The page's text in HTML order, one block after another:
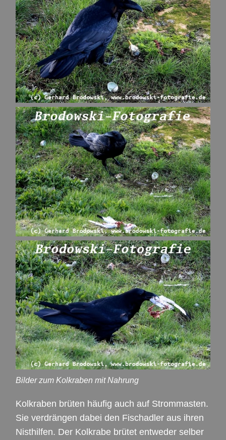
Bilder zum Kolkraben mit Nahrung
Kolkraben brüten häufig auch auf Strommasten.
Sie verdrängen dabei den Fischadler aus ihren
Nisthilfen. Der Kolkrabe brütet entweder selber